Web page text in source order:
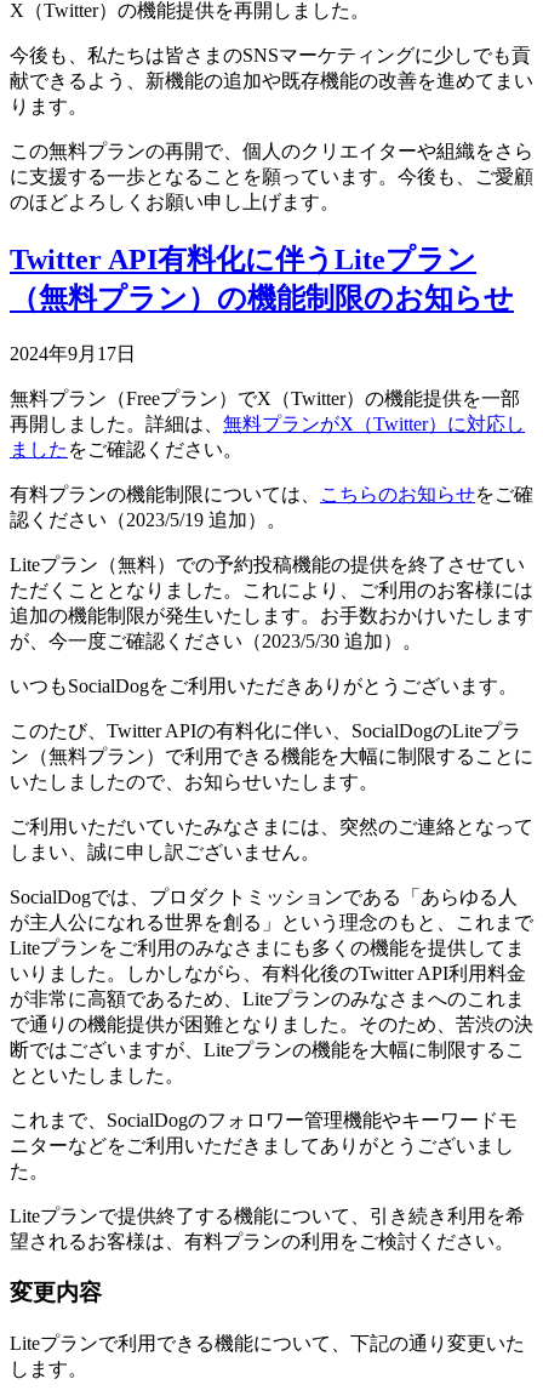
X（Twitter）の機能提供を再開しました。
今後も、私たちは皆さまのSNSマーケティングに少しでも貢
献できるよう、新機能の追加や既存機能の改善を進めてまい
ります。
この無料プランの再開で、個人のクリエイターや組織をさら
に支援する一歩となることを願っています。今後も、ご愛顧
のほどよろしくお願い申し上げます。
Twitter API有料化に伴うLiteプラン
（無料プラン）の機能制限のお知らせ
2024年9月17日
無料プラン（Freeプラン）でX（Twitter）の機能提供を一部
再開しました。詳細は、 無料プランがX（Twitter）に対応し
ました をご確認ください。
有料プランの機能制限については、 こちらのお知らせをご確
認ください（2023/5/19 追加）。
Liteプラン（無料）での予約投稿機能の提供を終了させてい
ただくこととなりました。これにより、ご利用のお客様には
追加の機能制限が発生いたします。お手数おかけいたします
が、今一度ご確認ください（2023/5/30 追加）。
いつもSocialDogをご利用いただきありがとうございます。
このたび、Twitter APIの有料化に伴い、SocialDogのLiteプラ
ン（無料プラン）で利用できる機能を大幅に制限することに
いたしましたので、お知らせいたします。
ご利用いただいていたみなさまには、突然のご連絡となって
しまい、誠に申し訳ございません。
SocialDogでは、プロダクトミッションである「あらゆる人
が主人公になれる世界を創る」という理念のもと、これまで
Liteプランをご利用のみなさまにも多くの機能を提供してま
いりました。しかしながら、有料化後のTwitter API利用料金
が非常に高額であるため、Liteプランのみなさまへのこれま
で通りの機能提供が困難となりました。そのため、苦渋の決
断ではございますが、Liteプランの機能を大幅に制限するこ
とといたしました。
これまで、SocialDogのフォロワー管理機能やキーワードモ
ニターなどをご利用いただきましてありがとうございまし
た。
Liteプランで提供終了する機能について、引き続き利用を希
望されるお客様は、有料プランの利用をご検討ください。
変更内容
Liteプランで利用できる機能について、下記の通り変更いた
します。